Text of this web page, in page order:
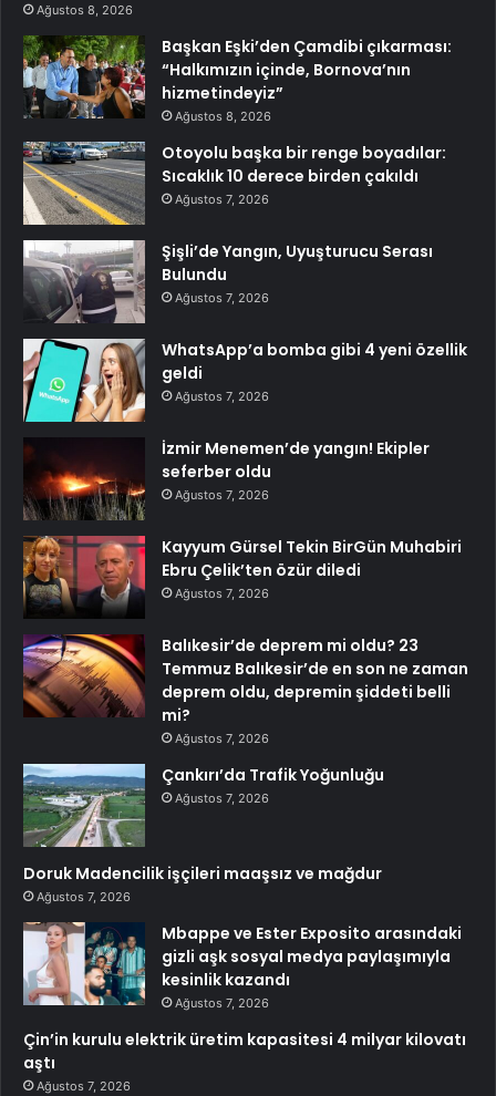
Ağustos 8, 2026
Başkan Eşki’den Çamdibi çıkarması:
“Halkımızın içinde, Bornova’nın
hizmetindeyiz”
Ağustos 8, 2026
Otoyolu başka bir renge boyadılar:
Sıcaklık 10 derece birden çakıldı
Ağustos 7, 2026
Şişli’de Yangın, Uyuşturucu Serası
Bulundu
Ağustos 7, 2026
WhatsApp’a bomba gibi 4 yeni özellik
geldi
Ağustos 7, 2026
İzmir Menemen’de yangın! Ekipler
seferber oldu
Ağustos 7, 2026
Kayyum Gürsel Tekin BirGün Muhabiri
Ebru Çelik’ten özür diledi
Ağustos 7, 2026
Balıkesir’de deprem mi oldu? 23
Temmuz Balıkesir’de en son ne zaman
deprem oldu, depremin şiddeti belli
mi?
Ağustos 7, 2026
Çankırı’da Trafik Yoğunluğu
Ağustos 7, 2026
Doruk Madencilik işçileri maaşsız ve mağdur
Ağustos 7, 2026
Mbappe ve Ester Exposito arasındaki
gizli aşk sosyal medya paylaşımıyla
kesinlik kazandı
Ağustos 7, 2026
Çin’in kurulu elektrik üretim kapasitesi 4 milyar kilovatı
aştı
Ağustos 7, 2026